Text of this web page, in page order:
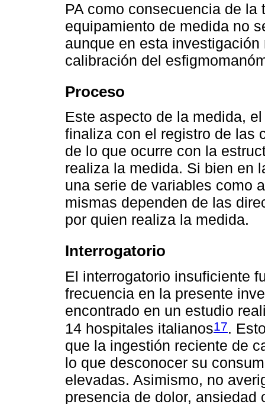
PA como consecuencia de la
equipamiento de medida no
aunque en esta
calibración del
Proceso
Este aspecto de la medida,
finaliza con el registro de las
de lo que ocurre con la
realiza la medida. Si bien en
una serie de variables como
mismas dependen de las
por quien realiza la medida.
Interrogatorio
El interrogatorio insuficiente
frecuencia en la presente
encontrado en un estudio
14 hospitales italianos17.
que la ingestión reciente de
lo que desconocer su
elevadas. Asimismo, no
presencia de dolor,